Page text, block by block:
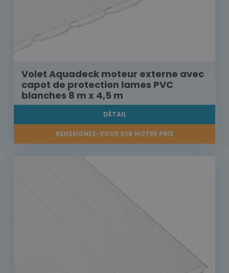
Volet Aquadeck moteur externe avec
capot de protection lames PVC
blanches 8 m x 4,5 m
DÉTAIL
RENSEIGNEZ-VOUS SUR NOTRE PRIX